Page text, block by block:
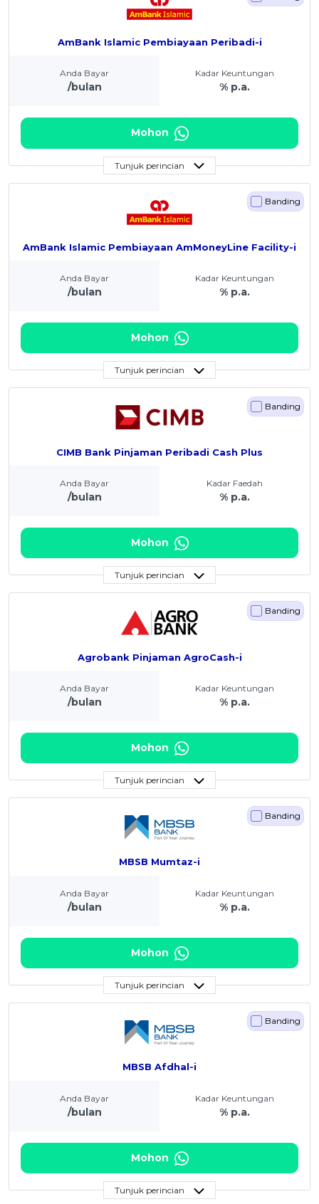
AmBank Islamic Pembiayaan Peribadi-i
Anda Bayar
/bulan
Kadar Keuntungan
% p.a.
Mohon
Tunjuk perincian
AmBank Islamic Pembiayaan AmMoneyLine Facility-i
Banding
Anda Bayar
/bulan
Kadar Keuntungan
% p.a.
Mohon
Tunjuk perincian
CIMB Bank Pinjaman Peribadi Cash Plus
Banding
Anda Bayar
/bulan
Kadar Faedah
% p.a.
Mohon
Tunjuk perincian
Agrobank Pinjaman AgroCash-i
Banding
Anda Bayar
/bulan
Kadar Keuntungan
% p.a.
Mohon
Tunjuk perincian
MBSB Mumtaz-i
Banding
Anda Bayar
/bulan
Kadar Keuntungan
% p.a.
Mohon
Tunjuk perincian
MBSB Afdhal-i
Banding
Anda Bayar
/bulan
Kadar Keuntungan
% p.a.
Mohon
Tunjuk perincian